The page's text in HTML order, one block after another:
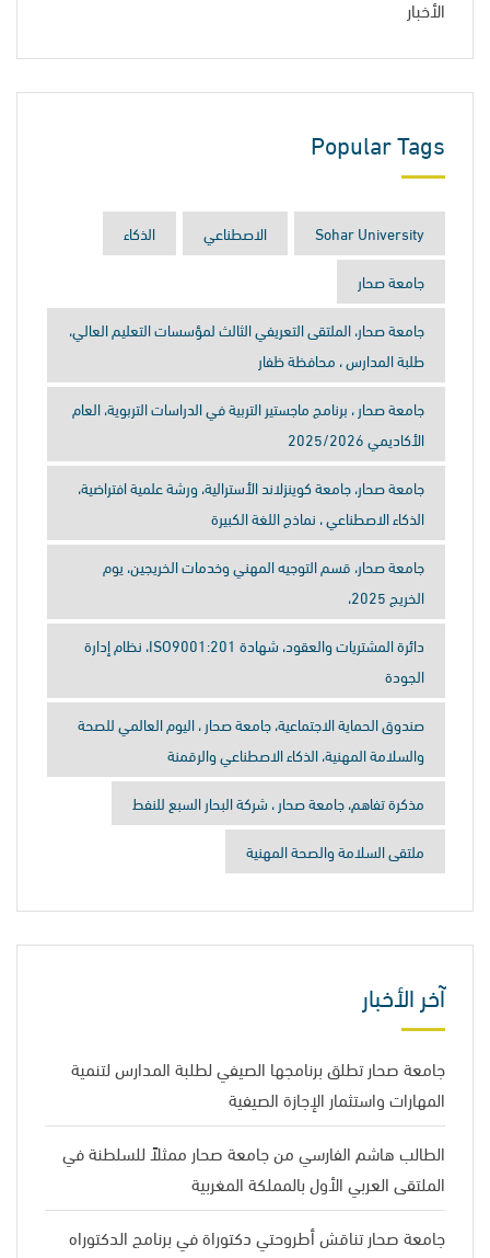
الأخبار
Popular Tags
Sohar University الاصطناعي الذكاء
جامعة صحار
جامعة صحار، الملتقى التعريفي الثالث لمؤسسات التعليم العالي،
طلبة المدارس ، محافظة ظفار
جامعة صحار ، برنامج ماجستير التربية في الدراسات التربوية، العام
الأكاديمي 2025/2026
جامعة صحار، جامعة كوينزلاند الأسترالية، ورشة علمية افتراضية،
الذكاء الاصطناعي ، نماذج اللغة الكبيرة
جامعة صحار، قسم التوجيه المهني وخدمات الخريجين، يوم
الخريج 2025،
دائرة المشتريات والعقود، شهادة ISO9001:201، نظام إدارة
الجودة
صندوق الحماية الاجتماعية، جامعة صحار ، اليوم العالمي للصحة
والسلامة المهنية، الذكاء الاصطناعي والرقمنة
مذكرة تفاهم، جامعة صحار ، شركة البحار السبع للنفط
ملتقى السلامة والصحة المهنية
آخر الأخبار
جامعة صحار تطلق برنامجها الصيفي لطلبة المدارس لتنمية
المهارات واستثمار الإجازة الصيفية
الطالب هاشم الفارسي من جامعة صحار ممثلاً للسلطنة في
الملتقى العربي الأول بالمملكة المغربية
جامعة صحار تناقش أطروحتي دكتوراة في برنامج الدكتوراه